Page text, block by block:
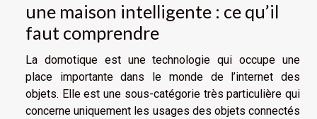
une maison intelligente : ce qu’il
faut comprendre
La domotique est une technologie qui occupe une
place importante dans le monde de l’internet des
objets. Elle est une sous-catégorie très particulière qui
concerne uniquement les usages des objets connectés